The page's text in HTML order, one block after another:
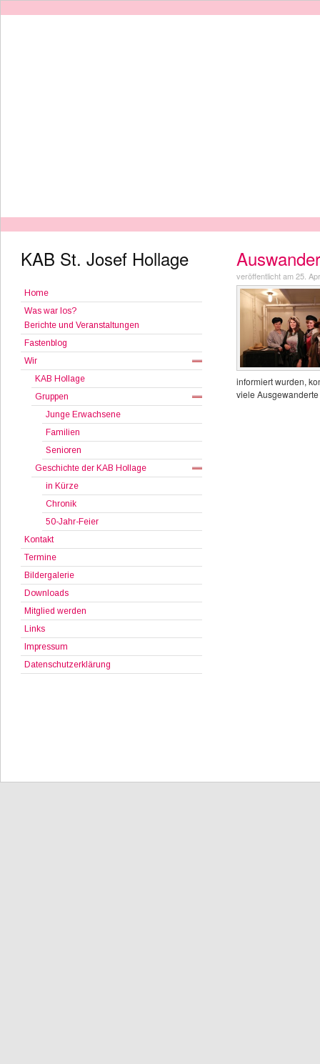
KAB St. Josef Hollage
Home
Was war los?
Berichte und Veranstaltungen
Fastenblog
Wir
KAB Hollage
Gruppen
Junge Erwachsene
Familien
Senioren
Geschichte der KAB Hollage
in Kürze
Chronik
50-Jahr-Feier
Kontakt
Termine
Bildergalerie
Downloads
Mitglied werden
Links
Impressum
Datenschutzerklärung
veröffentlicht am 25.
informiert wurden,
viele